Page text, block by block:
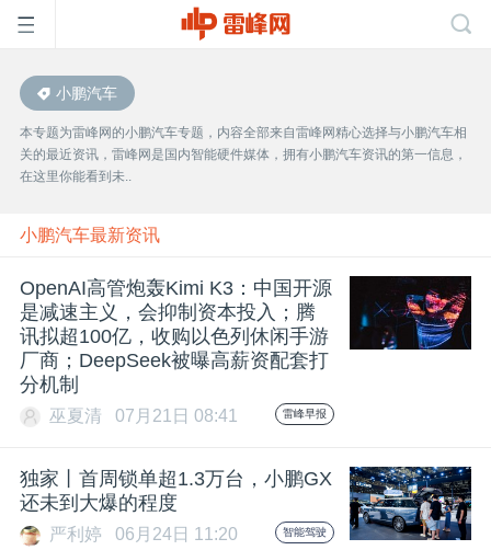
首
页
雷
峰
网
公
开
小鹏汽车
本专题为雷峰网的小鹏汽车专题，内容全部来自雷峰网精心选择与小鹏汽车相
关的最近资讯，雷峰网是国内智能硬件媒体，拥有小鹏汽车资讯的第一信息，
在这里你能看到未..
小鹏汽车最新资讯
OpenAI高管炮轰Kimi K3：中国开源
是减速主义，会抑制资本投入；腾
讯拟超100亿，收购以色列休闲手游
厂商；DeepSeek被曝高薪资配套打
分机制
巫夏清 07月21日 08:41 雷峰早报
独家丨首周锁单超1.3万台，小鹏GX
还未到大爆的程度
严利婷 06月24日 11:20 智能驾驶